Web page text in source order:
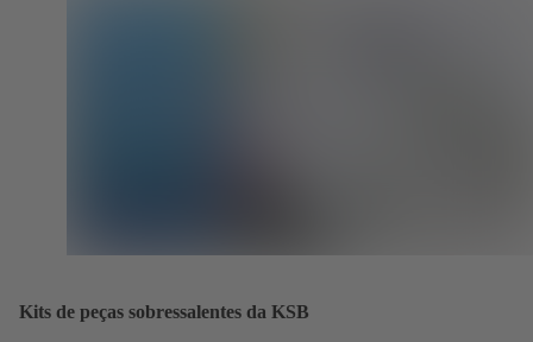
Kits de peças sobressalentes da KSB